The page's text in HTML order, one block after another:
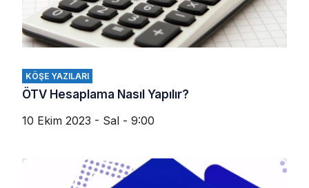
KÖŞE YAZILARI
ÖTV Hesaplama Nasıl Yapılır?
10 Ekim 2023 - Sal - 9:00